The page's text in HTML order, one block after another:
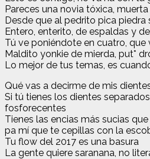
Pareces una novia tóxica,
Desde que al pedrito pica piedra
Entero, enterito, de espaldas y
Tú ve poniéndote en cuatro,
Maldito yonkie de mierda, put*
Lo mejor de tus temas, es
Qué vas a decirme de mis
Si tú tienes los dientes
fosforecentes
Tienes las encias más sucias
pa mí que te cepillas con la
Tu flow del 2017 es una basura
La gente quiere saranana, no